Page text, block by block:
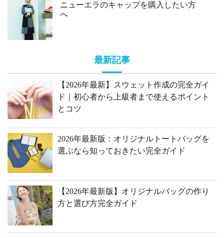
ニューエラのキャップを購入したい方
へ
最新記事
【2026年最新】スウェット作成の完全ガイ
ド｜初心者から上級者まで使えるポイント
とコツ
2026年最新版：オリジナルトートバッグを
選ぶなら知っておきたい完全ガイド
【2026年最新版】オリジナルバッグの作り
方と選び方完全ガイド